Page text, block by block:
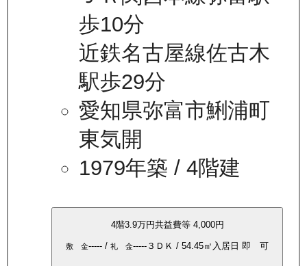
歩10分
近鉄名古屋線佐古木
駅歩29分
愛知県弥富市鯏浦町
東気開
1979年築 / 4階建
4階3.9万円共益費等 4,000円
敷 金----- / 礼 金----- ３ＤＫ / 54.45㎡ 入居日 即 可